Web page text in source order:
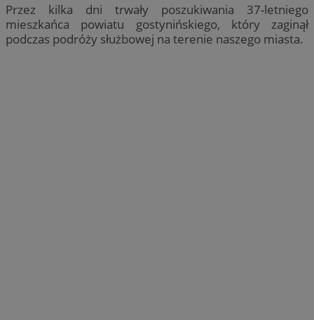
Przez kilka dni trwały poszukiwania 37-letniego
mieszkańca powiatu gostynińskiego, który zaginął
podczas podróży służbowej na terenie naszego miasta.